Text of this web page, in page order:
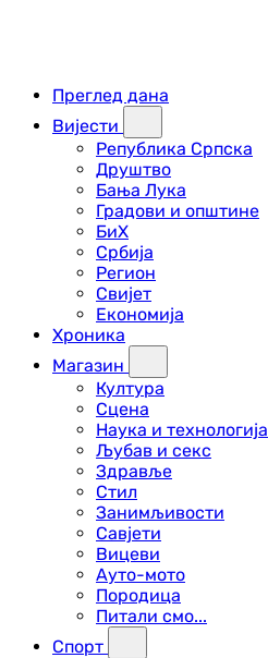
Преглед дана
Вијести
Република Српска
Друштво
Бања Лука
Градови и општине
БиХ
Србија
Регион
Свијет
Економија
Хроника
Магазин
Култура
Сцена
Наука и технологија
Љубав и секс
Здравље
Стил
Занимљивости
Савјети
Вицеви
Ауто-мото
Породица
Питали смо...
Спорт